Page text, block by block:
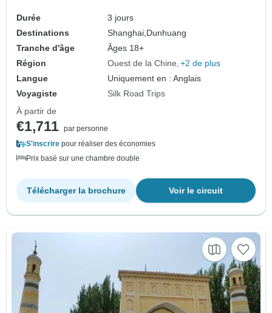
Durée
3 jours
Destinations
Shanghai,Dunhuang
Tranche d'âge
Âges 18+
Région
Ouest de la Chine +2 de plus
Langue
Uniquement en : Anglais
Voyagiste
Silk Road Trips
À partir de
€1,711 par personne
S'inscrire pour réaliser des économies
Prix basé sur une chambre double
Voir le circuit
Télécharger la brochure